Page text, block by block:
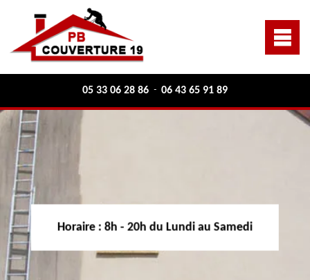
05 33 06 28 86 - 06 43 65 91 89
Horaire : 8h - 20h du Lundi au Samedi